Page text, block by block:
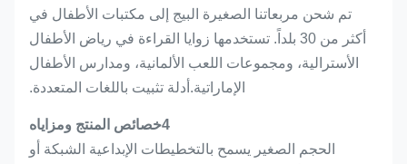
تم شحن مربعاتنا الصغيرة البيج إلى مكتبات الأطفال في
أكثر من 30 بلداً. تستخدمها زوايا القراءة في رياض الأطفال
الأسترالية، ومجموعات اللعب الألمانية، ومدارس الأطفال
الإماراتية.أدلة تثبيت باللغات المتعددة.
الحجم الصغير يسمح بالتخطيطات الإبداعية الشبكة أو